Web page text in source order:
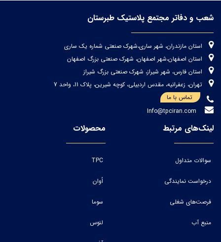
شعب و دفاتر مجتمع پلاستیک طبرستان
استان مازندران، شهر ساری،شهرک صنعتی شماره یک ساری
استان اصفهان،شهر اصفهان، شهرک صنعتی بزرگ اصفهان
استان فارس، شهر شیراز، شهرک صنعتی بزرگ شیراز
تهران، زعفرانیه، مقدس اردبیلی، کوچه شیرین، پلاک 11، واحد 7
تماس با ما
لینک‌های مرتبط
سوالات متداول
درخواست نمایندگی
فرصت‌های شغلی
منبع آب
محصولات
TPC
اُوان
سوما
لنوس